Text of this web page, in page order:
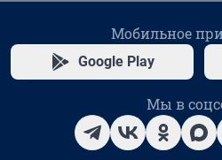
Мобильное
Google Play
Мы в